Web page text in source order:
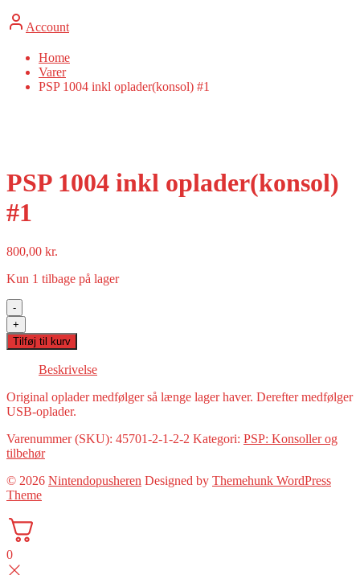
Account
Home
Varer
PSP 1004 inkl oplader(konsol) #1
PSP 1004 inkl oplader(konsol)
#1
800,00 kr.
Kun 1 tilbage på lager
-
PSP
1004
inkl
oplader(konsol)
antal
+
Tilføj til kurv
Beskrivelse
Original oplader medfølger så længe lager haver. Derefter medfølger
USB-oplader.
Varenummer (SKU): 45701-2-1-2-2 Kategori: PSP: Konsoller og
tilbehør
© 2026 Nintendopusheren Designed by Themehunk WordPress
Theme
0